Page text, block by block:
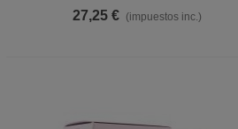
ARRUGAS ANTIPOLUCION SE 30 ML
27,25 € (impuestos inc.)